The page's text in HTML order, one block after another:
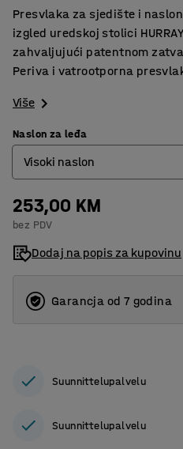
Presvlaka za sjedište i
izgled uredskoj stolici
zahvaljujući patentnom
Periva i vatrootporna
Više
Naslon za leđa
Visoki naslon
Niski naslon
Visoki naslon
253,00 KM
bez PDV
Dodaj na popis za kupovinu
Garancja od 7 godina
Suunnittelupalvelu
Suunnittelupalvelu